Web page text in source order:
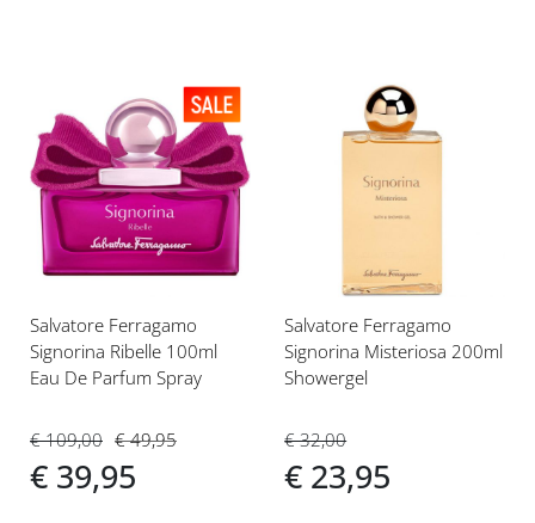
Voeg
toe
aan
verlanglijst
Salvatore Ferragamo
Signorina Ribelle 100ml
Eau De Parfum Spray
€ 109,00
€ 39,95
€ 49,95
Voeg
verlanglijst
Salvatore Ferragamo
Signorina Misteriosa 200ml
Showergel
€ 32,00
€ 23,95